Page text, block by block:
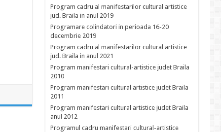
Program cadru al manifestarilor cultural artistice
jud. Braila in anul 2019
Programare colindatori in perioada 16-20
decembrie 2019
Program cadru al manifestarilor cultural artistice
jud. Braila in anul 2021
Program manifestari cultural-artistice judet Braila
2010
Program manifestari cultural artistice judet Braila
2011
Program manifestari cultural artistice judet Braila
anul 2012
Programul cadru manifestari cultural-artistice